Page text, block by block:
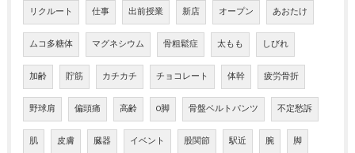
リクルート 仕事 出前授業 新店 オープン あおたけ
ムコ多糖体 マグネシウム 骨粗鬆症 太もも しびれ
加齢 貯筋 カチカチ チョコレート 体幹 疲労骨折
野球肩 偏頭痛 高齢 O脚 骨盤ベルトパンツ 不定愁訴
肌 皮膚 臓器 イベント 股関節 駅近 腕 脚